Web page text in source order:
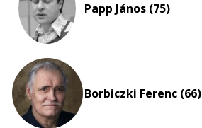
Papp János (75)
Borbiczki Ferenc (66)